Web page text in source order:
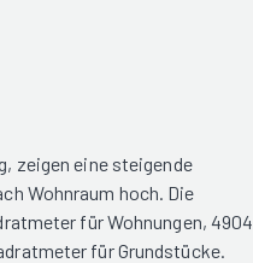
zeigen eine steigende
Wohnraum hoch. Die
für Wohnungen, 4904
für Grundstücke.